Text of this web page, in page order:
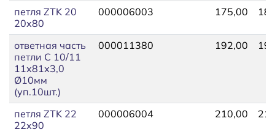
петля ZTK 20
20х80
000006003 175,00
ответная часть
петли С 10/11
11х81х3,0
Ø10мм
(уп.10шт.)
000011380 192,00
петля ZTK 22
22х90
000006004 210,00